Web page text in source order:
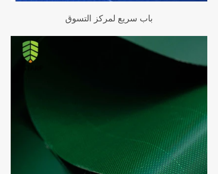
باب سريع لمركز التسوق